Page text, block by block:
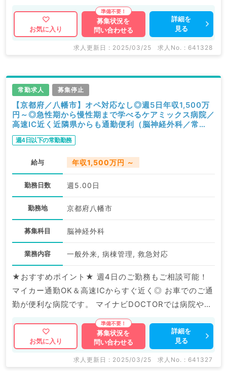
リニックなどの医療機関求人はもちろんのこと、 産業
医等の企業系求人も多数扱っています。 求人内容の詳
細等はお気軽にお問合せ下さい。
お気に入り
募集状況を
問い合わせる
詳細を
見る
求人更新日 : 2025/03/25 求人No. : 641328
常勤求人 募集停止
【京都府／八幡市】オペ対応なし◎週5日年収1,500万
円～◎急性期から慢性期まで学べるケアミックス病院／
高速IC近く近隣県からも通勤便利（脳神経外科／常
勤）
週4日以下の常勤勤務
給与 年収1,500万円 ～
勤務日数 週5.00日
勤務地 京都府八幡市
募集科目 脳神経外科
業務内容 一般外来, 病棟管理, 救急対応
★おすすめポイント★ 週4日のご勤務もご相談可能！
マイカー通勤OK＆高速ICからすぐ近く◎ お車でのご通
勤が便利な病院です。 マイナビDOCTORでは病院やク
リニックなどの医療機関求人はもちろんのこと、 産業
医等の企業系求人も多数扱っています。 求人内容の詳
細等はお気軽にお問合せ下さい。
お気に入り
募集状況を
問い合わせる
詳細を
見る
求人更新日 : 2025/03/25 求人No. : 641327